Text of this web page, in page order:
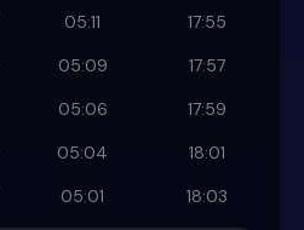
05:11
17:55
05:09
17:57
05:06
17:59
05:04
18:01
05:01 18:03